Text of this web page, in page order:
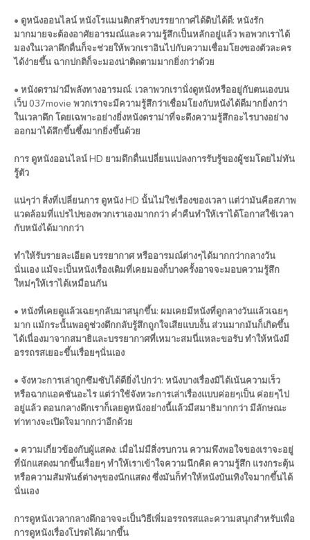
• ดูหนังออนไลน์ หนังโรแมนติกสร้างบรรยากาศได้ดิบได้ดี: หนังรัก
มากมายจะต้องอาศัยอารมณ์และความรู้สึกเป็นหลักอยู่แล้ว พอพวกเราได้
มองในเวลาดึกดื่นก็จะช่วยให้พวกเราอินไปกับความเชื่อมโยงของตัวละคร
ได้ง่ายขึ้น ฉากปกติก็จะมองน่าติดตามมากยิ่งกว่าด้วย
• หนังดราม่ามีพลังทางอารมณ์: เวลาพวกเรานั่งดูหนังหรืออยู่กับตนเองบน
เว็บ 037movie พวกเราจะมีความรู้สึกว่าเชื่อมโยงกับหนังได้ดีมากยิ่งกว่า
ในเวลาดึก โดยเฉพาะอย่างยิ่งหนังดราม่าที่จะดึงความรู้สึกอะไรบางอย่าง
ออกมาได้ลึกขึ้นซึ้งมากยิ่งขึ้นด้วย
การ ดูหนังออนไลน์ HD ยามดึกดื่นเปลี่ยนแปลงการรับรู้ของผู้ชมโดยไม่ทัน
รู้ตัว
แน่ๆว่า สิ่งที่เปลี่ยนการ ดูหนัง HD นั้นไม่ใช่เรื่องของเวลา แต่ว่ามันคือสภาพ
แวดล้อมที่แปรไปของพวกเราเองมากกว่า ค่ำคืนทำให้เราได้โอกาสใช้เวลา
กับหนังได้มากกว่า
ทำให้รับรายละเอียด บรรยากาศ หรืออารมณ์ต่างๆได้มากกว่ากลางวัน
นั่นเอง แม้จะเป็นหนังเรื่องเดิมที่เคยมองก็บางครั้งอาจจะมอบความรู้สึก
ใหม่ๆให้เราได้เหมือนกัน
• หนังที่เคยดูแล้วเฉยๆกลับมาสนุกขึ้น: ผมเคยมีหนังที่ดูกลางวันแล้วเฉยๆ
มาก แม้กระนั้นพอดูช่วงดึกกลับรู้สึกถูกใจเสียแบบงั้น ส่วนมากมันก็เกิดขึ้น
ได้เนื่องมาจากสมาธิและบรรยากาศที่เหมาะสมนี่แหละขอรับ ทำให้หนังมี
อรรถรสเยอะขึ้นเรื่อยๆนั่นเอง
• จังหวะการเล่าถูกซึมซับได้ดียิ่งไปกว่า: หนังบางเรื่องมิได้เน้นความเร็ว
หรือฉากแอคชันอะไร แต่ว่าใช้จังหวะการเล่าเรื่องแบบค่อยๆเป็น ค่อยๆไป
อยู่แล้ว ตอนกลางดึกเราก็เลยดูหนังอย่างนี้แล้วมีสมาธิมากกว่า มีลักษณะ
ท่าทางจะเปิดใจมากกว่าอีกด้วย
• ความเกี่ยวข้องกับผู้แสดง: เมื่อไม่มีสิ่งรบกวน ความพึงพอใจของเราจะอยู่
ที่นักแสดงมากขึ้นเรื่อยๆ ทำให้เราเข้าใจความนึกคิด ความรู้สึก แรงกระตุ้น
หรือความสัมพันธ์ต่างๆของนักแสดง ซึ่งมันก็ทำให้หนังบันเทิงใจมากขึ้นได้
นั่นเอง
การดูหนังเวลากลางดึกอาจจะเป็นวิธีเพิ่มอรรถรสและความสนุกสำหรับเพื่อ
การดูหนังเรื่องโปรดได้มากขึ้น